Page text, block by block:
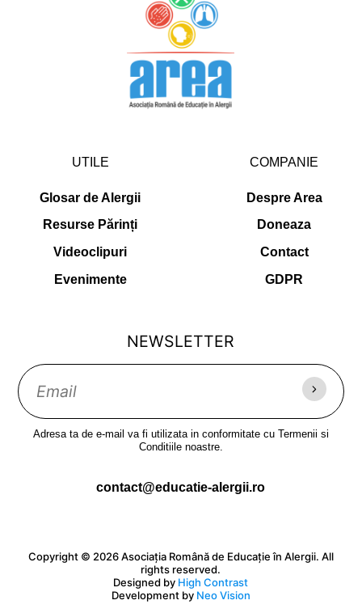
UTILE
Glosar de Alergii
Resurse Părinți
Videoclipuri
Evenimente
COMPANIE
Despre Area
Doneaza
Contact
GDPR
NEWSLETTER
Adresa ta de e-mail va fi utilizata in conformitate cu Termenii si
Conditiile noastre.
contact@educatie-alergii.ro
Copyright © 2026 Asociația Română de Educație în Alergii. All
rights reserved.
Designed by High Contrast
Development by Neo Vision